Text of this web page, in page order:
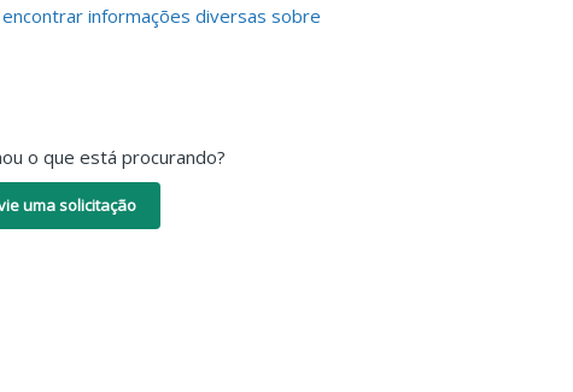
informações diversas sobre
o que está procurando?
uma solicitação